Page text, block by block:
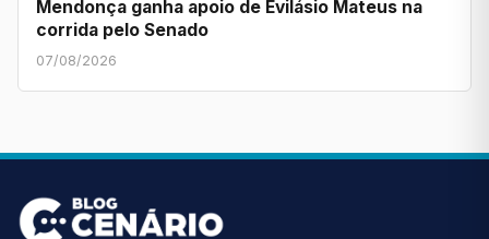
Mendonça ganha apoio de Evilásio Mateus na
corrida pelo Senado
07/08/2026